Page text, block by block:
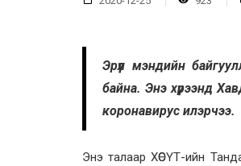
Эрүүл мэндийн
байна. Энэ хүрээнд
коронавирус илэрчээ.
Энэ талаар ХӨСҮТ-ийн